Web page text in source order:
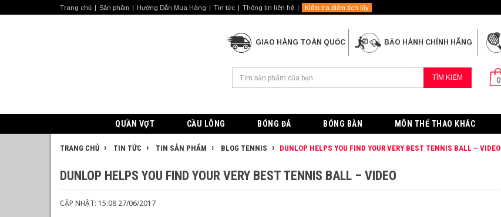
Trang chủ Sản phẩm Hướng Dẫn Mua Hàng Tin tức Thông tin liên hệ Kiểm tra điểm tích lũy
GIAO HÀNG TOÀN QUỐC BẢO HÀNH CHÍNH HÃNG
TÌM KIẾM 0
QUẦN VỢT CẦU LÔNG BÓNG ĐÁ BÓNG BÀN MÔN THỂ THAO KHÁC
TRANG CHỦ TIN TỨC TIN SẢN PHẨM BLOG TENNIS DUNLOP HELPS YOU FIND YOUR VERY BEST TENNIS BALL – VIDEO
DUNLOP HELPS YOU FIND YOUR VERY BEST TENNIS BALL – VIDEO
CẬP NHẬT: 15:08 27/06/2017